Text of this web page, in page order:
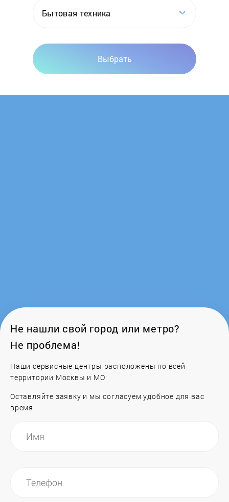
Novation
Peavey
Reloop
Бытовая техника
Выбрать
Не нашли свой город или метро?
Не проблема!
Наши сервисные центры расположены по всей
территории Москвы и МО
Оставляйте заявку и мы согласуем удобное для вас
время!